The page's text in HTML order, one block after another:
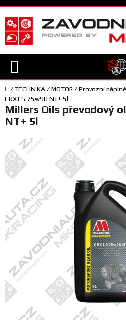
Přejít
na
obsah
TECHNIKA
VYBAVENÍ
JEZDEC
TÝM
SERVIS
FANOUŠCI
Profil
firmy
Obchodní
podmínky
Domů
/TECHNIKA/MOTOR /Provozní náplně
CRX LS 75w90 NT+ 5l
Millers Oils převodový
NT+ 5l